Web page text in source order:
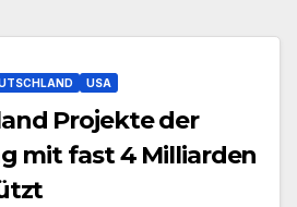
USA
Projekte der
mit fast 4 Milliarden